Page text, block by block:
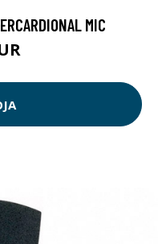
MIC